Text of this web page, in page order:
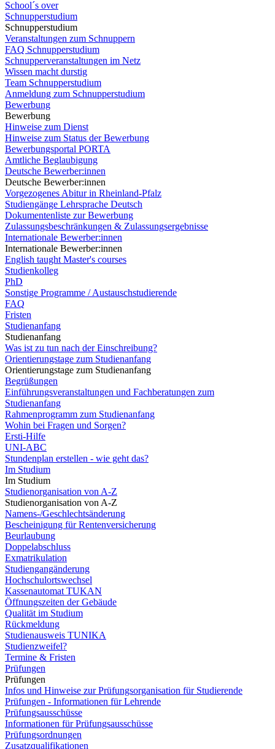
School´s over
Schnupperstudium
Schnupperstudium
Veranstaltungen zum Schnuppern
FAQ Schnupperstudium
Schnupperveranstaltungen im Netz
Wissen macht durstig
Team Schnupperstudium
Anmeldung zum Schnupperstudium
Bewerbung
Bewerbung
Hinweise zum Dienst
Hinweise zum Status der Bewerbung
Bewerbungsportal PORTA
Amtliche Beglaubigung
Deutsche Bewerber:innen
Deutsche Bewerber:innen
Vorgezogenes Abitur in Rheinland-Pfalz
Studiengänge Lehrsprache Deutsch
Dokumentenliste zur Bewerbung
Zulassungsbeschränkungen & Zulassungsergebnisse
Internationale Bewerber:innen
Internationale Bewerber:innen
English taught Master's courses
Studienkolleg
PhD
Sonstige Programme / Austauschstudierende
FAQ
Fristen
Studienanfang
Studienanfang
Was ist zu tun nach der Einschreibung?
Orientierungstage zum Studienanfang
Orientierungstage zum Studienanfang
Begrüßungen
Einführungsveranstaltungen und Fachberatungen zum
Studienanfang
Rahmenprogramm zum Studienanfang
Wohin bei Fragen und Sorgen?
Ersti-Hilfe
UNI-ABC
Stundenplan erstellen - wie geht das?
Im Studium
Im Studium
Studienorganisation von A-Z
Studienorganisation von A-Z
Namens-/Geschlechtsänderung
Bescheinigung für Rentenversicherung
Beurlaubung
Doppelabschluss
Exmatrikulation
Studiengangänderung
Hochschulortswechsel
Kassenautomat TUKAN
Öffnungszeiten der Gebäude
Qualität im Studium
Rückmeldung
Studienausweis TUNIKA
Studienzweifel?
Termine & Fristen
Prüfungen
Prüfungen
Infos und Hinweise zur Prüfungsorganisation für Studierende
Prüfungen - Informationen für Lehrende
Prüfungsausschüsse
Informationen für Prüfungsausschüsse
Prüfungsordnungen
Zusatzqualifikationen